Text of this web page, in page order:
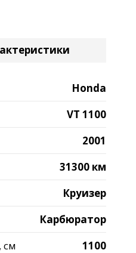
Honda
VT 1100
2001
31300 км
Круизер
Карбюратор
Объем двигателя, см
1100